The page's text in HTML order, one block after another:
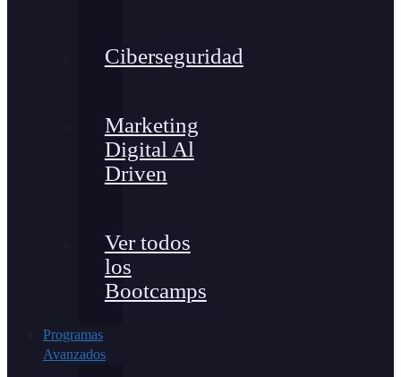
Ciberseguridad
Marketing
Digital Al
Driven
Ver todos
los
Bootcamps
Programas
Avanzados